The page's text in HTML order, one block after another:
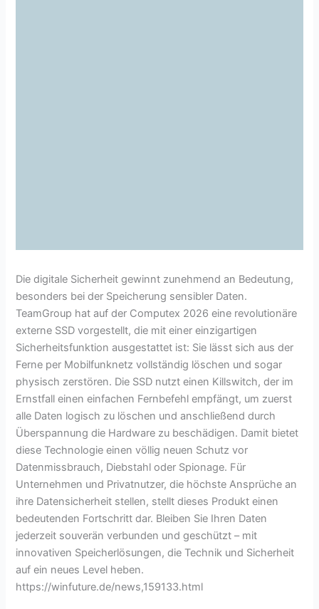
Die digitale Sicherheit gewinnt zunehmend an Bedeutung,
besonders bei der Speicherung sensibler Daten.
TeamGroup hat auf der Computex 2026 eine revolutionäre
externe SSD vorgestellt, die mit einer einzigartigen
Sicherheitsfunktion ausgestattet ist: Sie lässt sich aus der
Ferne per Mobilfunknetz vollständig löschen und sogar
physisch zerstören. Die SSD nutzt einen Killswitch, der im
Ernstfall einen einfachen Fernbefehl empfängt, um zuerst
alle Daten logisch zu löschen und anschließend durch
Überspannung die Hardware zu beschädigen. Damit bietet
diese Technologie einen völlig neuen Schutz vor
Datenmissbrauch, Diebstahl oder Spionage. Für
Unternehmen und Privatnutzer, die höchste Ansprüche an
ihre Datensicherheit stellen, stellt dieses Produkt einen
bedeutenden Fortschritt dar. Bleiben Sie Ihren Daten
jederzeit souverän verbunden und geschützt – mit
innovativen Speicherlösungen, die Technik und Sicherheit
auf ein neues Level heben.
https://winfuture.de/news,159133.html